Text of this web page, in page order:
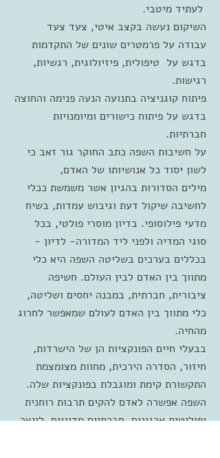
לעתיד מיטבי.
השיקום נעשה בקצב איטי, צעד צעד
עבודה על פרמטרים שונים של התקדמות
בדגש על טיפולית, פיזיולוגית, רגשיות,
רגישות.
פיתוח קוגניציה בתנועה הנעה פנימה והחוצה
בדגש על פיתוח כישורים ומיומנויות
חברתיות.
על חשיבות השפה כתב החוקר גור זאב כי
לשון יסוד כל אנושיותו של האדם,
מילים הסדורות בהגיון אשר משמשת ככלי
לחשיבה שיקול דעת וגיבוש עמדות, בשיח
מדעי פילוסופי. בדיון מוסרי פולטי, בכל
סוגי המדיה ולפני ליד המדורה- לדיון -
בכללים בערכים בשליטה השפה היא כלי
מתווך בין האדם לבין העולם. חשיפה
ציבורית, חברתית, במבנה יחסים ושליטה,
כלי מתווך בין האדם לעולם שמאפשר לחרוג
מהחיה.
בבעלי חיים הפונקציות הן של הישרדות,
חיזור, הסדרה הירכית, מחוות מצומצמת
התקשורת קימת ומוגבלת בפונקציות שלה.
השפה אפשרה לאדם להקים תרבות רוחנית
ופוליטית ארגונים, חברתיים מדיניים, לייצר